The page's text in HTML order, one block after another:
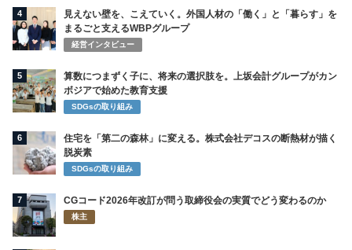
4
見えない壁を、こえていく。外国人材の「働く」と「暮らす」を
まるごと支えるWBPグループ
経営インタビュー
5
算数につまずく子に、将来の選択肢を。上坂会計グループがカン
ボジアで始めた教育支援
SDGsの取り組み
6
住宅を「第二の森林」に変える。株式会社デコスの断熱材が描く
脱炭素
SDGsの取り組み
7 CGコード2026年改訂が問う取締役会の実質でどう変わるのか
株主